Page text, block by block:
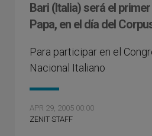
Bari (Italia) será el
Papa, en el día del
Para participar en el
Nacional Italiano
APR 29, 2005 00:00
ZENIT STAFF